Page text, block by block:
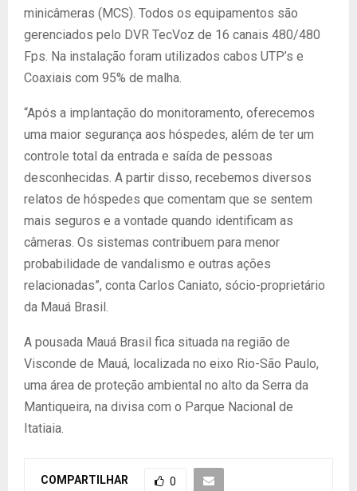
minicâmeras (MCS). Todos os equipamentos são
gerenciados pelo DVR TecVoz de 16 canais 480/480
Fps. Na instalação foram utilizados cabos UTP’s e
Coaxiais com 95% de malha.
“Após a implantação do monitoramento, oferecemos
uma maior segurança aos hóspedes, além de ter um
controle total da entrada e saída de pessoas
desconhecidas. A partir disso, recebemos diversos
relatos de hóspedes que comentam que se sentem
mais seguros e a vontade quando identificam as
câmeras. Os sistemas contribuem para menor
probabilidade de vandalismo e outras ações
relacionadas”, conta Carlos Caniato, sócio-proprietário
da Mauá Brasil.
A pousada Mauá Brasil fica situada na região de
Visconde de Mauá, localizada no eixo Rio-São Paulo,
uma área de proteção ambiental no alto da Serra da
Mantiqueira, na divisa com o Parque Nacional de
Itatiaia.
COMPARTILHAR 0